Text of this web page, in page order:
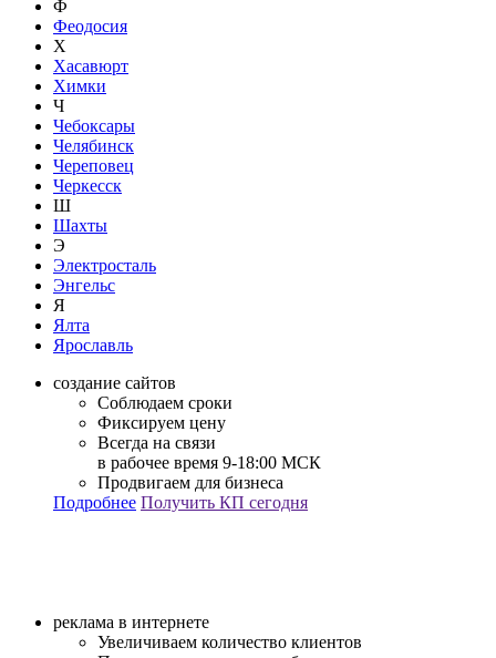
Ф
Феодосия
Х
Хасавюрт
Химки
Ч
Чебоксары
Челябинск
Череповец
Черкесск
Ш
Шахты
Э
Электросталь
Энгельс
Я
Ялта
Ярославль
создание сайтов
Соблюдаем сроки
Фиксируем цену
Всегда на связи
в рабочее время 9-18:00 МСК
Продвигаем для бизнеса
Подробнее Получить КП сегодня
реклама в интернете
Увеличиваем количество клиентов